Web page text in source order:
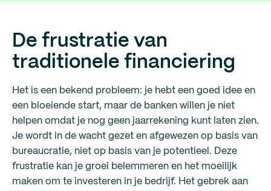
De frustratie van
traditionele financiering
Het is een bekend probleem: je hebt een goed idee en
een bloeiende start, maar de banken willen je niet
helpen omdat je nog geen jaarrekening kunt laten zien.
Je wordt in de wacht gezet en afgewezen op basis van
bureaucratie, niet op basis van je potentieel. Deze
frustratie kan je groei belemmeren en het moeilijk
maken om te investeren in je bedrijf. Het gebrek aan